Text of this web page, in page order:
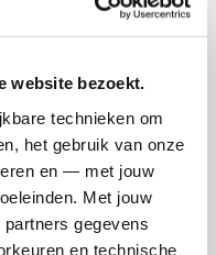
website bezoekt.
technieken om
het gebruik van onze
en — met jouw
Met jouw
gegevens
en technische
Streefbedrag